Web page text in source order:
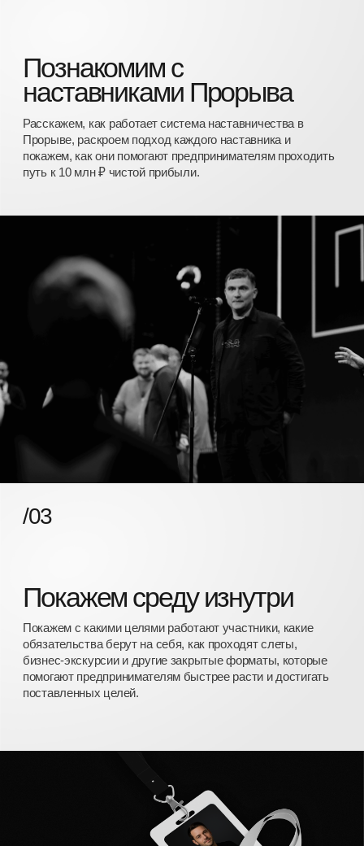
Если по итогам экскурсии мы поймем, что ваш бизнес
готов к росту вместе с Прорывом, вы получите
возможность лично встретиться с наставником, обсудить
развитие своей компании и понять, каким он видит ваш
путь к 10 млн ₽ чистой прибыли. Если пока Прорыв не
ваш следующий этап, расскажем, какие шаги помогут
Возможность получить
разбор от наставника
Прорыва
Ваш бизнес уже приносит от 1 млн ₽
чистой прибыли в месяц.
Вы понимаете, что большинство ответов
на ваши вопросы уже существуют.
Кто-то
до вас уже проходил через эти задачи,
ошибки и кризисы роста — и вы хотите
Вы понимаете, что посредственность —
Вам НАДО больше: сильнее
бизнес, сильнее результаты, сильнее
Вы строите белый, законный бизнес и
играете вдолгую.
Вы готовы услышать честную обратную
о своем бизнесе, даже если она
Вы понимаете, что на каждом уровне
прибыли — свои задачи, свои правила
Вы хотите посмотреть, как
Эта экскурсия
для вас, если:
не работаем